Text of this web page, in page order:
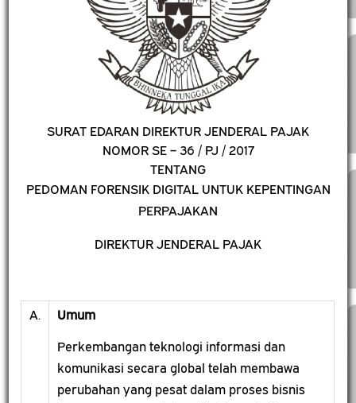
SURAT EDARAN DIREKTUR JENDERAL PAJAK
NOMOR SE – 36 / PJ / 2017
TENTANG
PEDOMAN FORENSIK DIGITAL UNTUK KEPENTINGAN
PERPAJAKAN
DIREKTUR JENDERAL PAJAK
A.
Umum
Perkembangan teknologi informasi dan
komunikasi secara global telah membawa
perubahan yang pesat dalam proses bisnis